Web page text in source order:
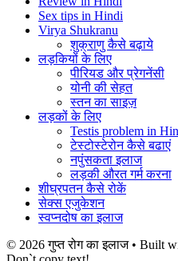
Sex tips in Hindi
Virya Shukranu
शुक्राणु कैसे बढ़ाये
लड़कियों के लिए
पीरियड और प्रेगनेंसी
योनी की सेहत
स्तन का साइज़
लड़कों के लिए
Testis problem in
टेस्टोस्टेरोन कैसे बढाएं
नपुंसकता इलाज
लड़की औरत गर्म करना
शीघ्रपतन कैसे रोकें
सेक्स एजुकेशन
स्वप्नदोष का इलाज
© 2026 गुप्त रोग का इलाज• Built